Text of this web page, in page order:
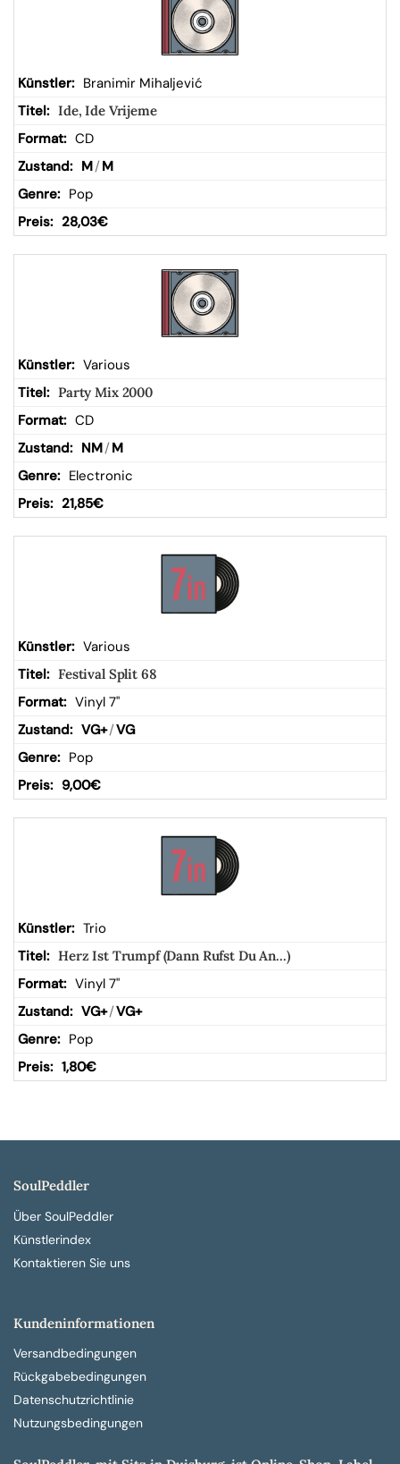
kor
b
Branimir Mihaljević
Ide, Ide Vrijeme
CD
M/ M
Pop
28,03€
Various
Party Mix 2000
CD
NM/ M
Electronic
21,85€
Various
Festival Split 68
Vinyl 7"
VG+/VG
Pop
9,00€
Trio
Herz Ist Trumpf (Dann Rufst Du An...)
Vinyl 7"
VG+/VG+
Pop
1,80€
SoulPeddler
Über SoulPeddler
Künstlerindex
Kontaktieren Sie uns
Kundeninformationen
Versandbedingungen
Rückgabebedingungen
Datenschutzrichtlinie
Nutzungsbedingungen